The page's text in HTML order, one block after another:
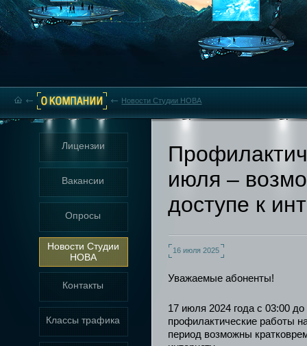
Новости Студии НОВА
Лицензии
Вакансии
Опросы
Новости Студии
НОВА
Контакты
Классы трафика
июля –
доступе к
16 июля 2025
Уважаемые абоненты!
17 июля 2024 года с 03:00
профилактические работы
период возможны